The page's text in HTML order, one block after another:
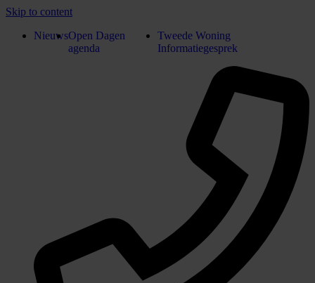
Skip to content
NieuwsOpen Dagen
agenda
Tweede Woning
Informatiegesprek